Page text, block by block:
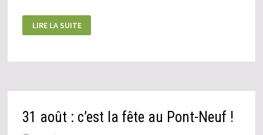
«
EXPERTISE
À
LIRE LA SUITE
31 août : c’est la fête au Pont-Neuf !